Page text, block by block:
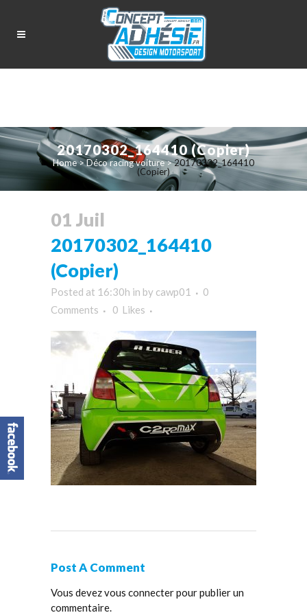
20170302_164410 (Copier)
Home>Déco racing voiture>20170302_164410
(Copier)
01 Juil
20170302_164410
(Copier)
Posted at 16:30h in by cawp01
0
Comments
0 Likes
Post A Comment
Vous devezvous connecterpour publier un
commentaire.